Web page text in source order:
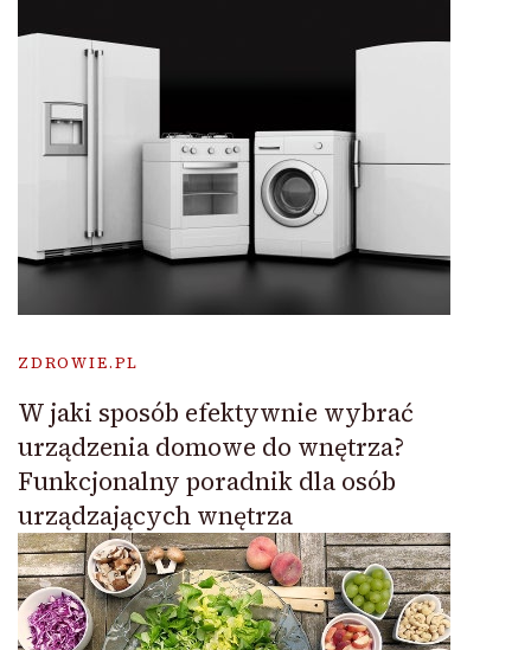
ZDROWIE.PL
W jaki sposób efektywnie wybrać
urządzenia domowe do wnętrza?
Funkcjonalny poradnik dla osób
urządzających wnętrza